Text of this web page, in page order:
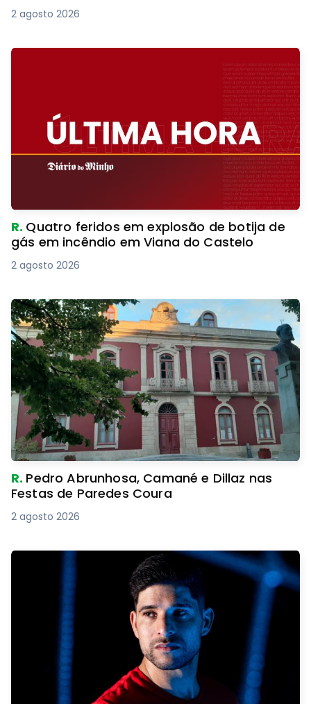
2 agosto 2026
R. Quatro feridos em explosão de botija de
gás em incêndio em Viana do Castelo
2 agosto 2026
R. Pedro Abrunhosa, Camané e Dillaz nas
Festas de Paredes Coura
2 agosto 2026